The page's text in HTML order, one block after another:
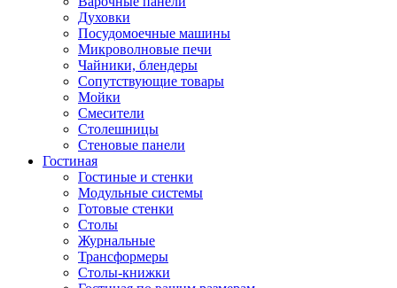
Духовки
Посудомоечные машины
Микроволновые печи
Чайники, блендеры
Сопутствующие товары
Мойки
Смесители
Столешницы
Стеновые панели
Гостиная
Гостиные и стенки
Модульные системы
Готовые стенки
Столы
Журнальные
Трансформеры
Столы-книжки